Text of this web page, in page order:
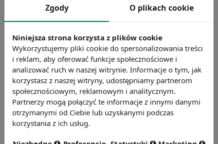
Zobacz więcej wiadomości
Zgody O plikach cookie
Niniejsza strona korzysta z plików cookie
Wykorzystujemy pliki cookie do spersonalizowania treści
i reklam, aby oferować funkcje społecznościowe i
analizować ruch w naszej witrynie. Informacje o tym, jak
korzystasz z naszej witryny, udostępniamy partnerom
społecznościowym, reklamowym i analitycznym.
Partnerzy mogą połączyć te informacje z innymi danymi
otrzymanymi od Ciebie lub uzyskanymi podczas
korzystania z ich usług.